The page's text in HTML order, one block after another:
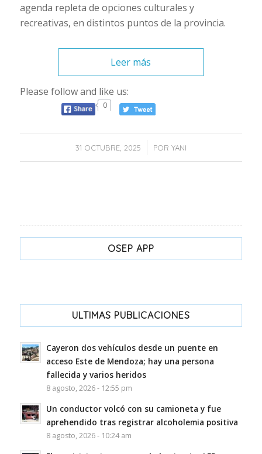
agenda repleta de opciones culturales y
recreativas, en distintos puntos de la provincia.
Leer más
Please follow and like us:
0
31 OCTUBRE, 2025
/ POR YANI
OSEP APP
ULTIMAS PUBLICACIONES
Cayeron dos vehículos desde un puente en
acceso Este de Mendoza; hay una persona
fallecida y varios heridos
8 agosto, 2026 - 12:55 pm
Un conductor volcó con su camioneta y fue
aprehendido tras registrar alcoholemia positiva
8 agosto, 2026 - 10:24 am